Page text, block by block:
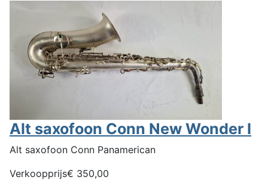
Alt saxofoon Conn New Wonder I
Alt saxofoon Conn Panamerican
Verkoopprijs€ 350,00